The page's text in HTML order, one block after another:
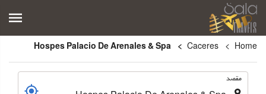
Home
Caceres
مقصد